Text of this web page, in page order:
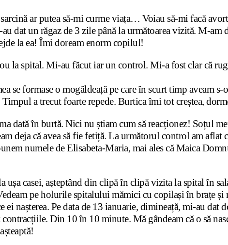
ar putea să-mi curme viața… Voiau să-mi facă
au dat un răgaz de 3 zile până la următoarea vizită. M-
la ea! Îmi doream enorm copilul!
la spital. Mi-au făcut iar un control. Mi-a fost clar că
se formase o mogâldeață pe care în scurt timp aveam
a trecut foarte repede. Burtica îmi tot creștea,
dată în burtă. Nici nu știam cum să reacționez! Soțul
deja că avea să fie fetiță. La următorul control am aflat
numele de Elisabeta-Maria, mai ales că Maica
ușa casei, așteptând din clipă în clipă vizita la spital în
pe holurile spitalului mămici cu copilași în brațe și
nașterea. Pe data de 13 ianuarie, dimineață, mi-au
Din 10 în 10 minute. Mă gândeam că o să